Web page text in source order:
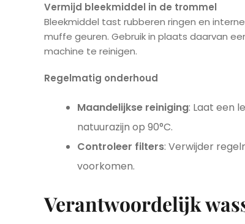
Vermijd bleekmiddel in de trommel
Bleekmiddel tast rubberen ringen en
muffe geuren. Gebruik in plaats daarvan
machine te reinigen.
Regelmatig onderhoud
Maandelijkse reiniging: Laat een
natuurazijn op 90°C.
Controleer filters: Verwijder
voorkomen.
Verantwoordelijk